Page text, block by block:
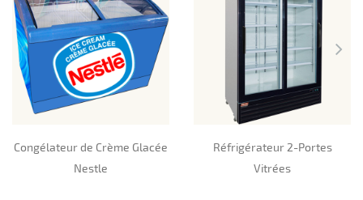
Congélateur de Crème Glacée
Nestle
Réfrigérateur 2-Portes
Vitrées